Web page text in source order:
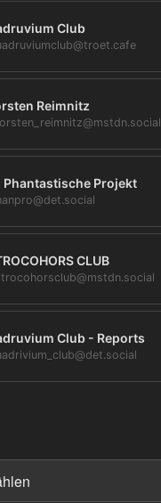
Club
Reimnitz
Phantastische Projekt
CLUB
Club - Reports